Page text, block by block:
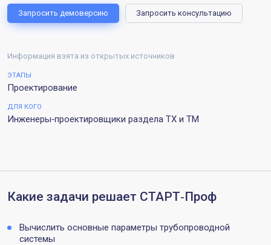
Запросить демоверсию Запросить консультацию
Информация взята из открытых источников
ЭТАПЫ
Проектирование
ДЛЯ КОГО
Инженеры‑проектировщики раздела ТХ и ТМ
Какие задачи решает СТАРТ‑Проф
Вычислить основные параметры трубопроводной
системы